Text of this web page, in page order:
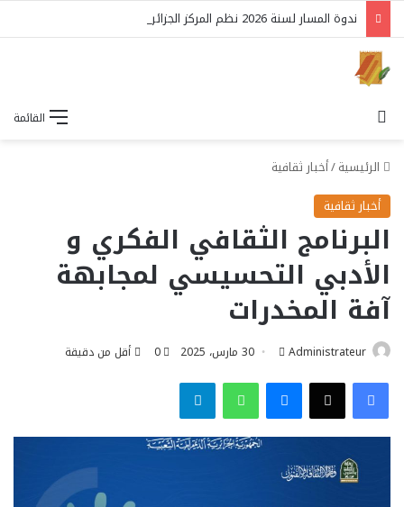
القائمة
الرئيسية/أخبار ثقافية
أخبار ثقافية
البرنامج الثقافي الفكري و
الأدبي التحسيسي لمجابهة
آفة المخدرات
Administrateur
أرسل
إلكترونيا
30 مارس، 2025 0 أقل من دقيقة
فيسبوك‫X ماسنجر واتساب تيلقرام